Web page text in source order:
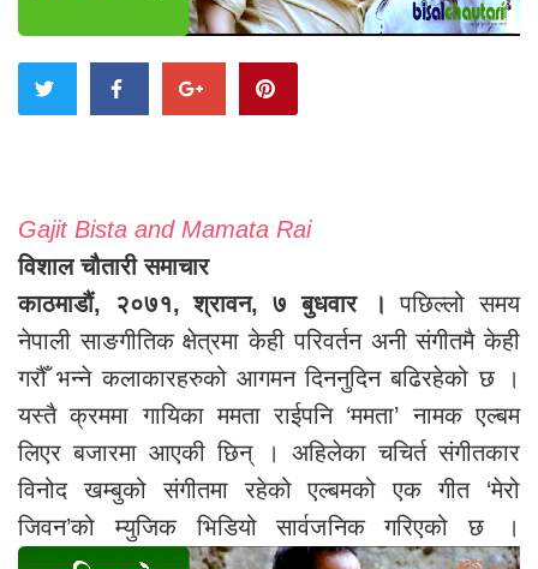
Gajit Bista and Mamata Rai
विशाल चौतारी समाचार
काठमाडौं, २०७१, श्रावन, ७ बुधवार । पछिल्लो समय
नेपाली साङगीतिक क्षेत्रमा केही परिवर्तन अनी संगीतमै केही
गरौँ भन्ने कलाकारहरुको आगमन दिननुदिन बढिरहेको छ ।
यस्तै क्रममा गायिका ममता राईपनि ‘ममता’ नामक एल्बम
लिएर बजारमा आएकी छिन् । अहिलेका चचिर्त संगीतकार
विनोद खम्बुको संगीतमा रहेको एल्बमको एक गीत ‘मेरो
जिवन’को म्युजिक भिडियो सार्वजनिक गरिएको छ ।